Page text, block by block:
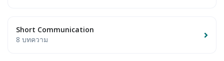
Short Communication
8 บทความ